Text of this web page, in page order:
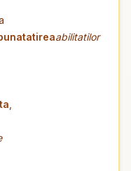
abilitatilor